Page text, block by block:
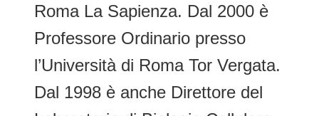
Roma La Sapienza. Dal 2000 è
Professore Ordinario presso
l’Università di Roma Tor Vergata.
Dal 1998 è anche Direttore del